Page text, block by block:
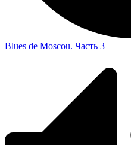
Blues de Moscou. Часть 3